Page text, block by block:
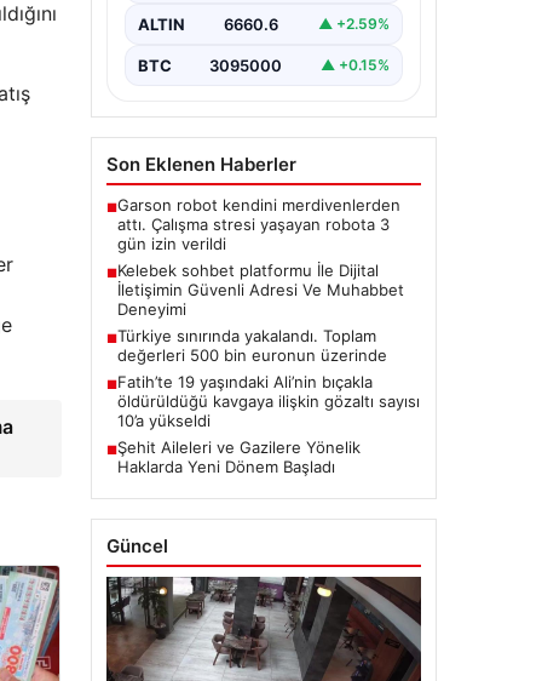
Günümüzde…
ALTIN 6660.6 ▲ +2.59%
BTC 3095000 ▲ +0.15%
Son Eklenen Haberler
■Garson robot kendini merdivenlerden
attı. Çalışma stresi yaşayan robota 3
gün izin verildi
■Kelebek sohbet platformu İle Dijital
İletişimin Güvenli Adresi Ve Muhabbet
Deneyimi
■Türkiye sınırında yakalandı. Toplam
değerleri 500 bin euronun üzerinde
■Fatih’te 19 yaşındaki Ali’nin bıçakla
öldürüldüğü kavgaya ilişkin gözaltı sayısı
10’a yükseldi
■Şehit Aileleri ve Gazilere Yönelik
Haklarda Yeni Dönem Başladı
Güncel